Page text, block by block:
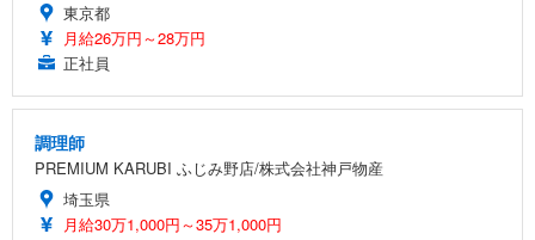
東京都
月給26万円～28万円
正社員
調理師
PREMIUM KARUBI ふじみ野店/株式会社神戸物産
埼玉県
月給30万1,000円～35万1,000円